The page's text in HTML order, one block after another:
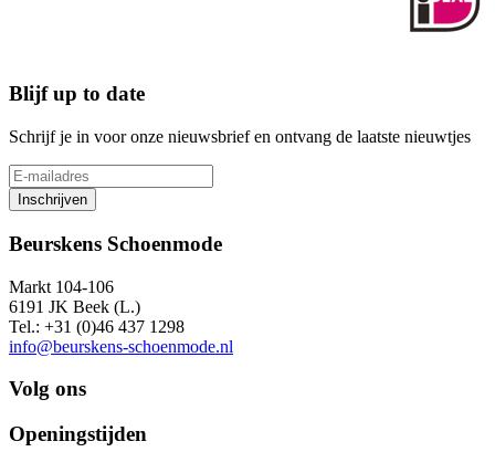
Blijf up to date
Schrijf je in voor onze nieuwsbrief en ontvang de laatste nieuwtjes
Inschrijven
Beurskens Schoenmode
Markt 104-106
6191 JK Beek (L.)
Tel.: +31 (0)46 437 1298
info@beurskens-schoenmode.nl
Volg ons
Openingstijden